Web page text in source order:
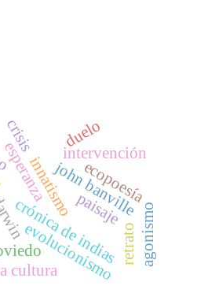
esperanza
crónica de indias
john banville
innatismo
intervención
evolucionismo
ecopoesía
agonismo
cultura
crisis
retrato
paisaje
duelo